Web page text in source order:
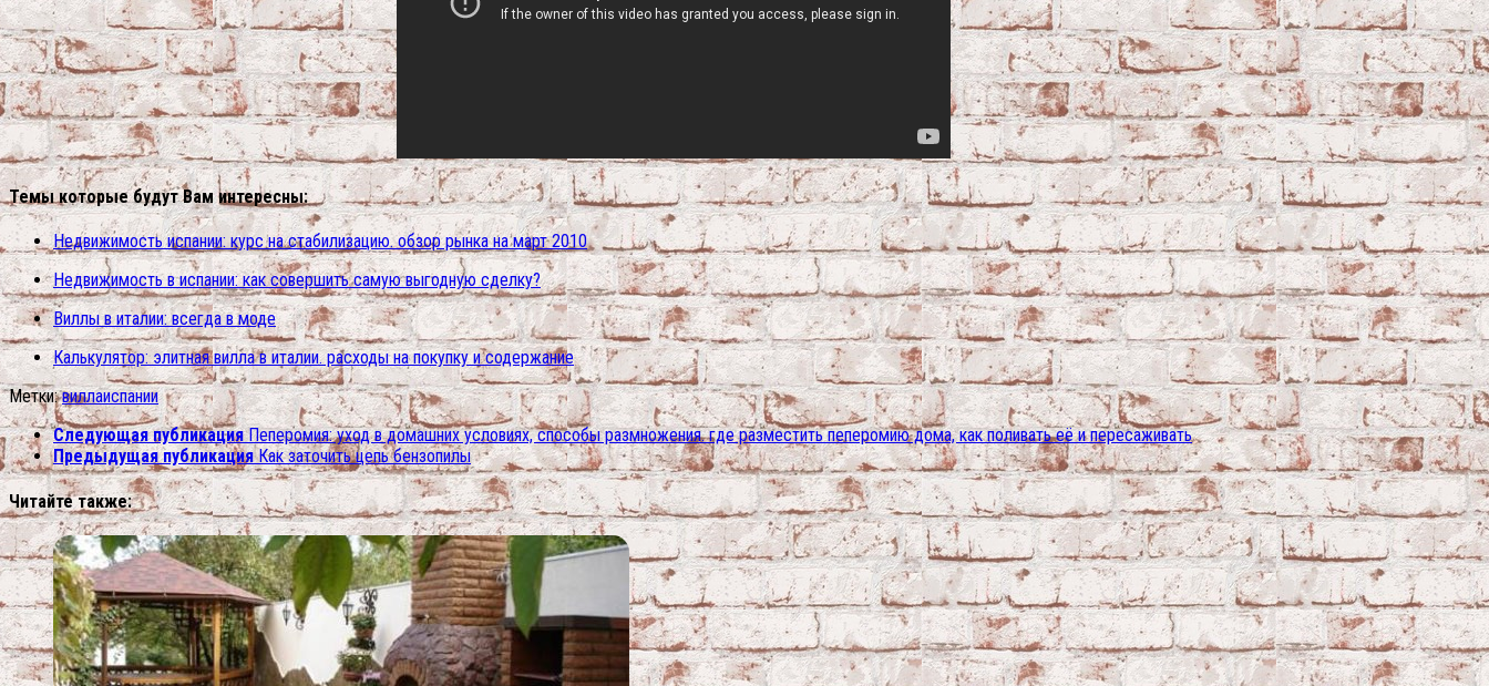
Темы которые будут Вам интересны:
Недвижимость испании: курс на стабилизацию. обзор рынка на март 2010
Недвижимость в испании: как совершить самую выгодную сделку?
Виллы в италии: всегда в моде
Калькулятор: элитная вилла в италии. расходы на покупку и содержание
Метки: виллаиспании
Следующая публикация Пеперомия: уход в домашних условиях, способы размножения. где разместить пеперомию дома, как поливать её и пересаживать
Предыдущая публикация Как заточить цепь бензопилы
Читайте также: